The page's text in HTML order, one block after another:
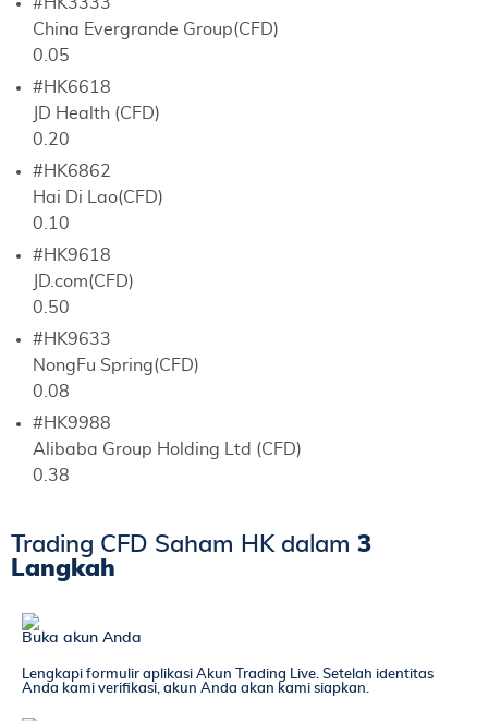
China Evergrande Group(CFD)
0.05
#HK6618
JD Health (CFD)
0.20
#HK6862
Hai Di Lao(CFD)
0.10
#HK9618
JD.com(CFD)
0.50
#HK9633
NongFu Spring(CFD)
0.08
#HK9988
Alibaba Group Holding Ltd (CFD)
0.38
Trading CFD Saham HK dalam 3
Langkah
Buka akun Anda
Lengkapi formulir aplikasi Akun Trading Live. Setelah identitas
Anda kami verifikasi, akun Anda akan kami siapkan.